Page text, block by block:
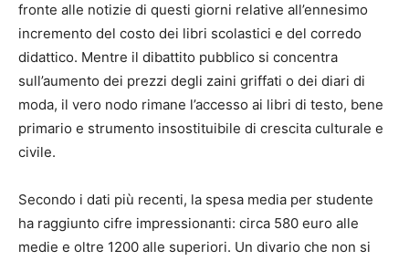
fronte alle notizie di questi giorni relative all’ennesimo
incremento del costo dei libri scolastici e del corredo
didattico. Mentre il dibattito pubblico si concentra
sull’aumento dei prezzi degli zaini griffati o dei diari di
moda, il vero nodo rimane l’accesso ai libri di testo, bene
primario e strumento insostituibile di crescita culturale e
civile.
Secondo i dati più recenti, la spesa media per studente
ha raggiunto cifre impressionanti: circa 580 euro alle
medie e oltre 1200 alle superiori. Un divario che non si